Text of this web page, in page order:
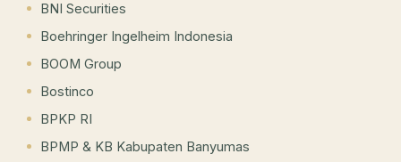
BNI Securities
Boehringer Ingelheim Indonesia
BOOM Group
Bostinco
BPKP RI
BPMP & KB Kabupaten Banyumas